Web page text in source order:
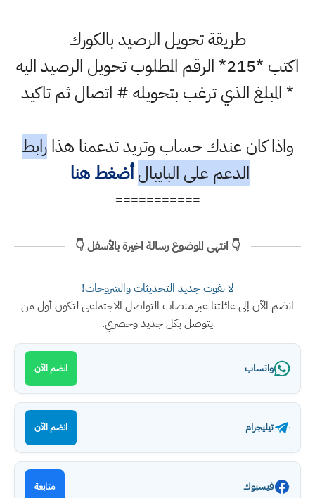
طريقة تحويل الرصيد بالكورك
اكتب *215* الرقم المطلوب تحويل الرصيد اليه
* المبلغ الذي ترغب بتحويله # اتصال ثم تاكيد
واذا كان عندك حساب وتريد تدعمنا هذارابط
الدعم على البايبال أضغط هنا
===========
👇 انتهى الموضوع رسالة اخيرة بالأسفل 👇
لا تفوت جديد التحديثات والشروحات!
انضم الآن إلى عائلتنا عبر منصات التواصل الاجتماعي لتكون أول من
يتوصل بكل جديد وحصري.
واتساب انضم الآن
تيليجرام انضم الآن
فيسبوك متابعة